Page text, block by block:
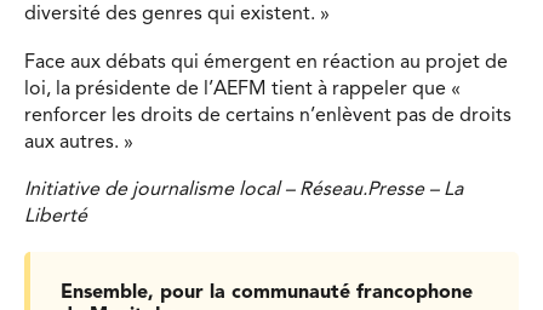
diversité des genres qui existent. »
Face aux débats qui émergent en réaction au projet de
loi, la présidente de l’AEFM tient à rappeler que «
renforcer les droits de certains n’enlèvent pas de droits
aux autres. »
Initiative de journalisme local – Réseau.Presse – La
Liberté
Ensemble, pour la communauté francophone